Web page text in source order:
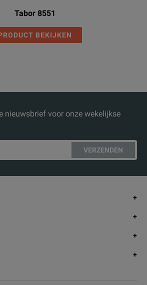
Tabor 8551
BEKIJKEN
nieuwsbrief voor onze wekelijkse
VERZENDEN